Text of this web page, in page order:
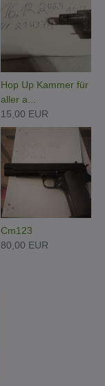
Hop Up Kammer für
aller a...
15,00 EUR
Cm123
80,00 EUR